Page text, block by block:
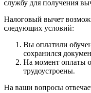
службу для получения
Налоговый вычет
следующих условий:
Вы оплатили
сохранился
На момент оплаты
трудоустроены.
На ваши вопросы